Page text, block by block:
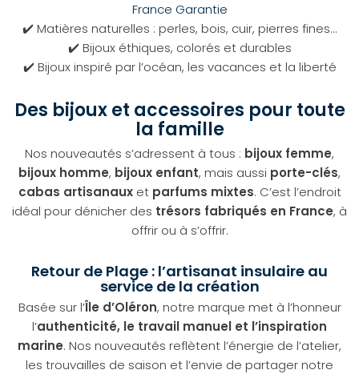
France Garantie
✔️ Matières naturelles : perles, bois, cuir, pierres fines…
✔️ Bijoux éthiques, colorés et durables
✔️ Bijoux inspiré par l’océan, les vacances et la liberté
Des bijoux et accessoires pour toute
la famille
Nos nouveautés s’adressent à tous : bijoux femme,
bijoux homme, bijoux enfant, mais aussi porte-clés,
cabas artisanauxet parfums mixtes. C’est l’endroit
idéal pour dénicher des trésors fabriqués en France, à
offrir ou à s’offrir.
Retour de Plage : l’artisanat insulaire au
service de la création
Basée sur l’Île d’Oléron, notre marque met à l’honneur
l’authenticité, le travail manuel et l’inspiration
marine. Nos nouveautés reflètent l’énergie de l’atelier,
les trouvailles de saison et l’envie de partager notre